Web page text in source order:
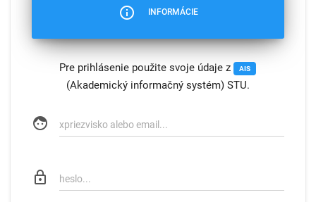
info_outline INFORMÁCIE
Pre prihlásenie použite svoje údaje z AIS
(Akademický informačný systém) STU.
face
lock_outline